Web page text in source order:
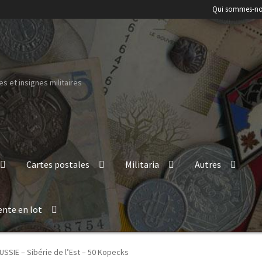
Qui sommes-
et insignes militaires
Cartes postales Militaria Autres
en lot
– Sibérie de l’Est – 50 Kopecks